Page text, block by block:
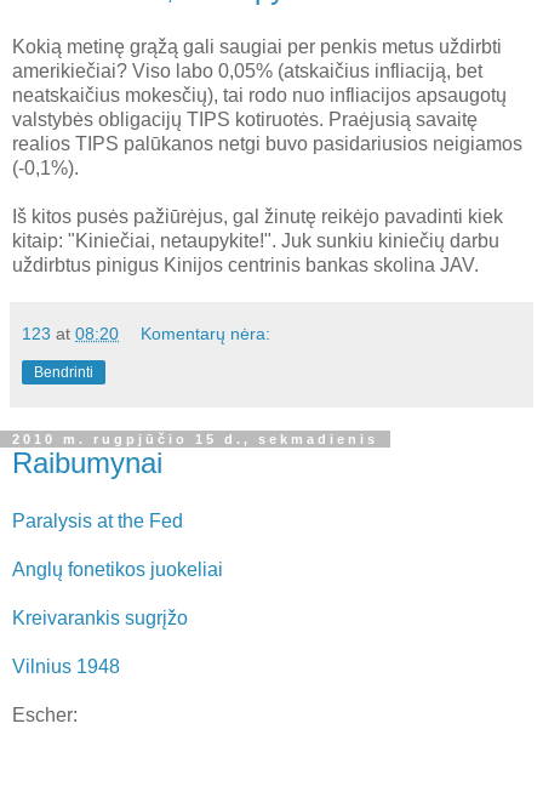
Kokią metinę grąžą gali saugiai per penkis metus uždirbti
amerikiečiai? Viso labo 0,05% (atskaičius infliaciją, bet
neatskaičius mokesčių), tai rodo nuo infliacijos apsaugotų
valstybės obligacijų TIPS kotiruotės. Praėjusią savaitę
realios TIPS palūkanos netgi buvo pasidariusios neigiamos
(-0,1%).
Iš kitos pusės pažiūrėjus, gal žinutę reikėjo pavadinti kiek
kitaip: "Kiniečiai, netaupykite!". Juk sunkiu kiniečių darbu
uždirbtus pinigus Kinijos centrinis bankas skolina JAV.
123 at 08:20 Komentarų nėra:
Bendrinti
2010 m. rugpjūčio 15 d., sekmadienis
Raibumynai
Paralysis at the Fed
Anglų fonetikos juokeliai
Kreivarankis sugrįžo
Vilnius 1948
Escher: